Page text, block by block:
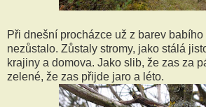
Při dnešní procházce už z barev
nezůstalo. Zůstaly stromy, jako stálá
krajiny a domova. Jako slib, že zas za
zelené, že zas přijde jaro a léto.